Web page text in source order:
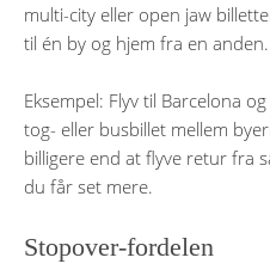
multi-city eller open jaw
til én by og hjem fra en anden.
Eksempel: Flyv til Barcelona
tog- eller busbillet mellem
billigere end at flyve retur fra
du får set mere.
Stopover-fordelen